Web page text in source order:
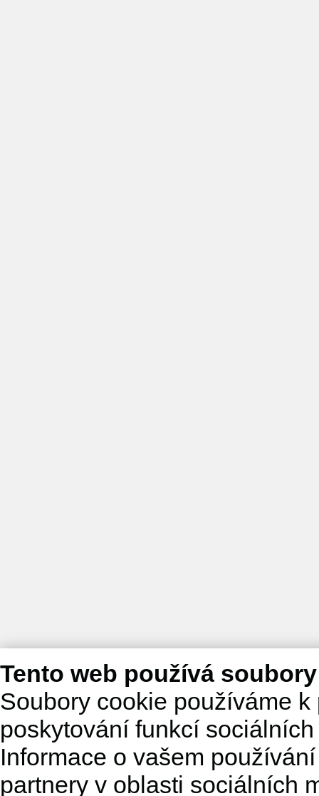
Tento web používá
Soubory cookie používáme
poskytování funkcí
Informace o vašem
partnery v oblasti sociálních